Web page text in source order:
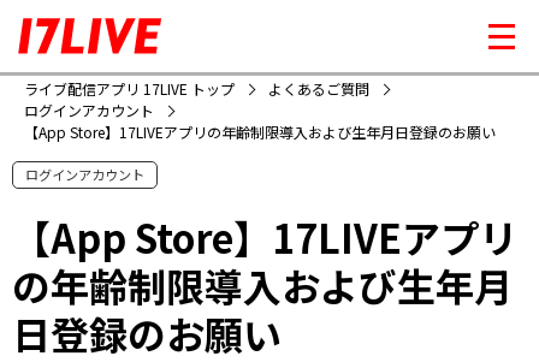
ライブ配信アプリ 17LIVE トップ
よくあるご質問
ログインアカウント
【App Store】17LIVEアプリの年齢制限導入および生年月日登録のお願い
ログインアカウント
【App Store】17LIVEアプリ
の年齢制限導入および生年月
日登録のお願い